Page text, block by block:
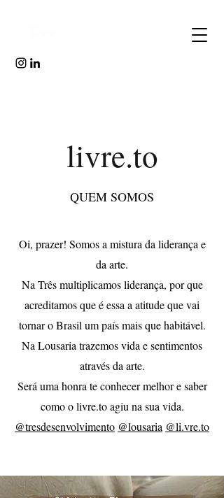
livre.to
QUEM SOMOS
Oi, prazer! Somos a mistura da liderança e
da arte.
Na Três multiplicamos liderança, por que
acreditamos que é essa a atitude que vai
tornar o Brasil um país mais que habitável.
Na Lousaria trazemos vida e sentimentos
através da arte.
Será uma honra te conhecer melhor e saber
como o livre.to agiu na sua vida.
@tresdesenvolvimento @lousaria @li.vre.to